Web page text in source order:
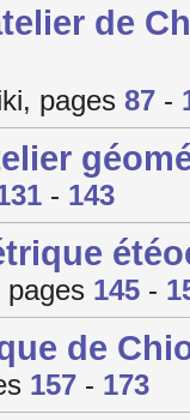
de
pages 87 -
- 143
pages 145 -
de
157 - 173